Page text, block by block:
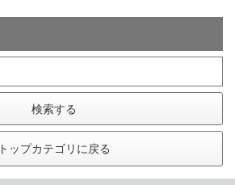
検索する
トップカテゴリに戻る